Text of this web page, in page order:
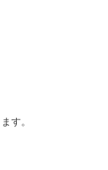
す。